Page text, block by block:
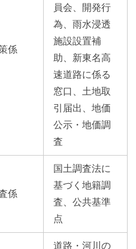
係
員会、開発行
為、雨水浸透
施設設置補
助、新東名高
速道路に係る
窓口、土地取
引届出、地価
公示・地価調
査
係
国土調査法に
基づく地籍調
査、公共基準
点
道路・河川の